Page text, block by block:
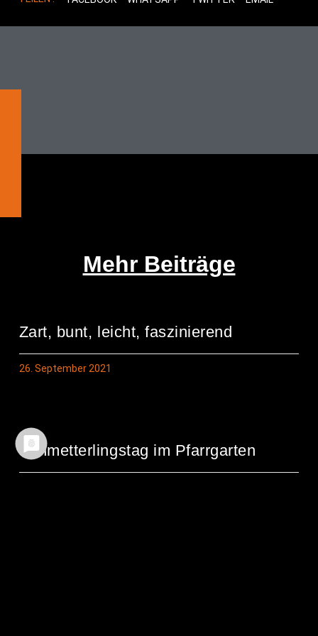
Mehr Beiträge
Zart, bunt, leicht, faszinierend
26. September 2021
Schmet­ter­lings­tag im Pfarrgarten